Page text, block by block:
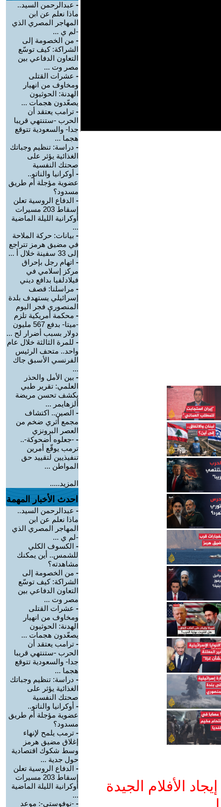
الأفلام الجيدة
- عبدالرحمن السيد..
ماذا نعلم عن ابن
المهاجر المصري الذي
-لم ي ...
- من الخصومة إلى
الشراكة: كيف توسّع
التعاون الدفاعي بين
مصر وت ...
- عشرات القتلى
ومخاوف من انهيار
الهدنة: الحوثيون
يصعّدون هجمات ...
- ترامب يعتقد أن
الحرب -ستنتهي قريبا
جدا- والسعودية تتوقع
هجما ...
- دراسة: تنظيم وجباتك
الغذائية يؤثر على
صحتك النفسية
- أوكرانيا والناتو..
عضوية مؤجلة أم طريق
مسدود؟
- الدفاع الروسية تعلن
إسقاط 203 مسيرات
أوكرانية الليلة الماضية
...
- بيانات: حركة الملاحة
في مضيق هرمز تتراجع
إلى 33 سفينة خلال أ ...
- اتهام رجل بإحراق
مركز إسلامي في
فيلادلفيا بدافع ديني
- مراسلنا: قصف
إسرائيلي يستهدف بلدة
المنصوري فجر اليوم
- محكمة أمريكية تلزم
-ميتا- بدفع 567 مليون
دولار بسبب أضرار لح ...
- للمرة الثالثة خلال عام
واحد.. متحف الرئيس
الفرنسي الأسبق جاك
...
- بين الأمل والحذر
العلمي: تقرير طبي
يكشف تحسن مريضة
ألزهايمر ...
- الصين.. اكتشاف
مجمع أثري ضخم من
العصر البرونزي
- -جعلوه أضحوكة-..
ترمب يوقّع أمرين
تنفيذيين لتقييد حق
المواطن ...
المزيد.....
احدث الأخبار المهمة
- عبدالرحمن السيد..
ماذا نعلم عن ابن
المهاجر المصري الذي
-لم ي ...
- الكسوف الكلي
للشمس.. أين يمكنك
مشاهدته؟
- من الخصومة إلى
الشراكة: كيف توسّع
التعاون الدفاعي بين
مصر وت ...
- عشرات القتلى
ومخاوف من انهيار
الهدنة: الحوثيون
يصعّدون هجمات ...
- ترامب يعتقد أن
الحرب -ستنتهي قريبا
جدا- والسعودية تتوقع
هجما ...
- دراسة: تنظيم وجباتك
الغذائية يؤثر على
صحتك النفسية
- أوكرانيا والناتو..
عضوية مؤجلة أم طريق
مسدود؟
- ترمب يلمح لإنهاء
إغلاق مضيق هرمز
وسط شكوك اقتصادية
حول جدية ...
- الدفاع الروسية تعلن
إسقاط 203 مسيرات
أوكرانية الليلة الماضية
...
- -نوفوستي-: موعد